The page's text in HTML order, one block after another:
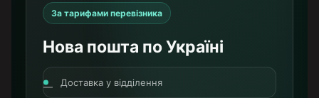
За тарифами перевізника
Нова пошта по Україні
Доставка у відділення